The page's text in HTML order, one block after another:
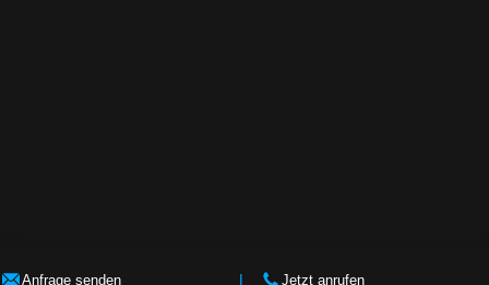
Anfrage senden I Jetzt anrufen